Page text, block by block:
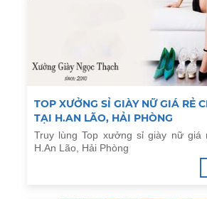
TOP XƯỞNG SỈ GIÀY NỮ GIÁ RẺ
TẠI H.AN LÃO, HẢI PHÒNG
Truy lùng Top xưởng sỉ giày nữ giá
H.An Lão, Hải Phòng